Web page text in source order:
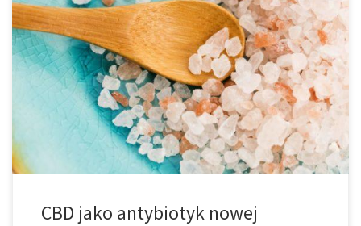
Chociaż wiele badań wciąż wymaga wykonania, jeśli tylko ułamek
oświadczeń zdrowotnych dotyczących cannabis zostanie
udowodniony, może sprawić, że marihuana stanie się jedną z
największych roślin leczniczych w historii. Oprócz rosnącej liczby
zastosowań, badacze z University of Queensland’s Institute for
Molecular Bioscience’s Center for Superbug Solutions – we
współpracy z Botanix […]
CBD jako antybiotyk nowej